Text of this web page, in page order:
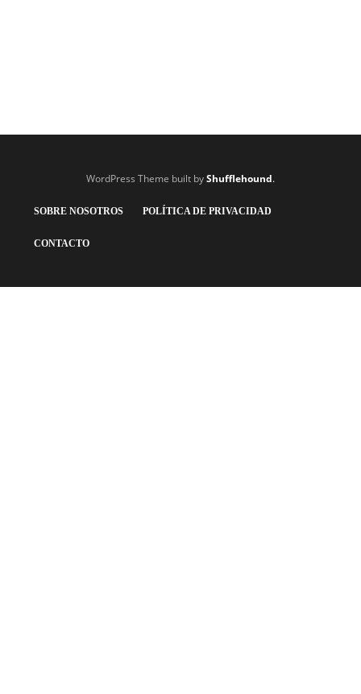
WordPress Theme built byShufflehound.
SOBRE NOSOTROS POLÍTICA DE PRIVACIDAD
CONTACTO